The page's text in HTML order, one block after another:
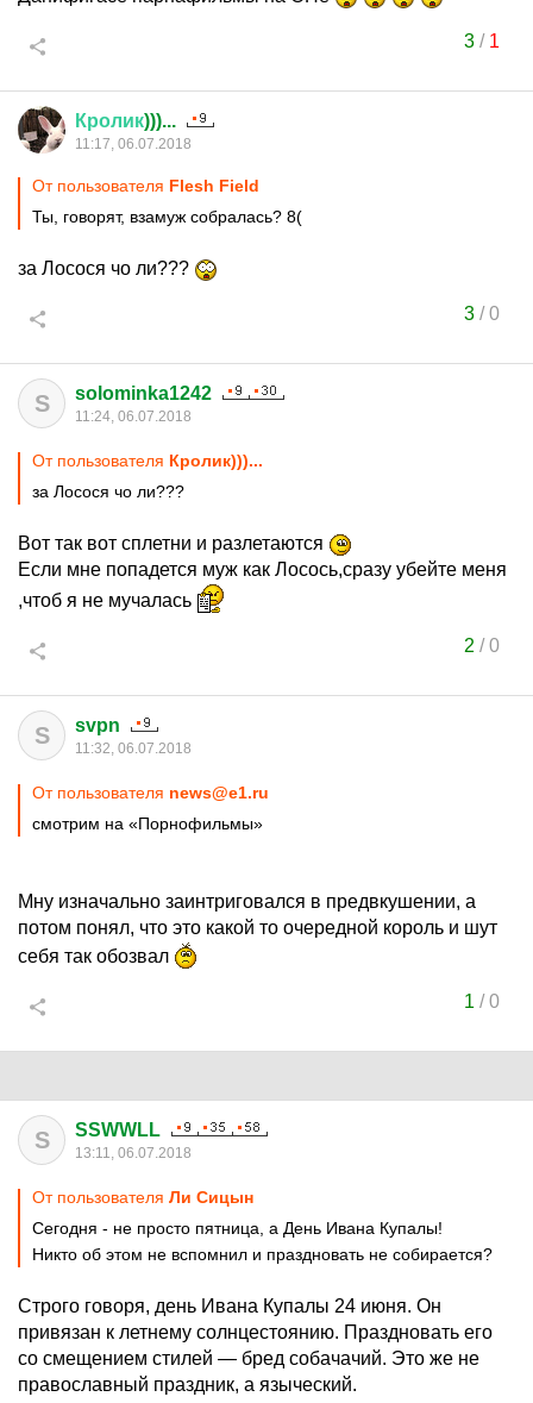
3/ 1
Кролик)))...
11:17, 06.07.2018
От пользователя Flesh Field
Ты, говорят, взамуж собралась? 8(
за Лосося чо ли???
3/0
S solominka1242
11:24, 06.07.2018
От пользователя Кролик)))...
за Лосося чо ли???
Вот так вот сплетни и разлетаются
Если мне попадется муж как Лосось,сразу убейте меня
,чтоб я не мучалась
2 /0
S svpn
11:32, 06.07.2018
От пользователя news@e1.ru
смотрим на «Порнофильмы»
Мну изначально заинтриговался в предвкушении, а
потом понял, что это какой то очередной король и шут
себя так обозвал
1 /0
S SSWWLL
13:11, 06.07.2018
От пользователя Ли Сицын
Сегодня - не просто пятница, а День Ивана Купалы!
Никто об этом не вспомнил и праздновать не собирается?
Строго говоря, день Ивана Купалы 24 июня. Он
привязан к летнему солнцестоянию. Праздновать его
со смещением стилей — бред собачачий. Это же не
православный праздник, а языческий.